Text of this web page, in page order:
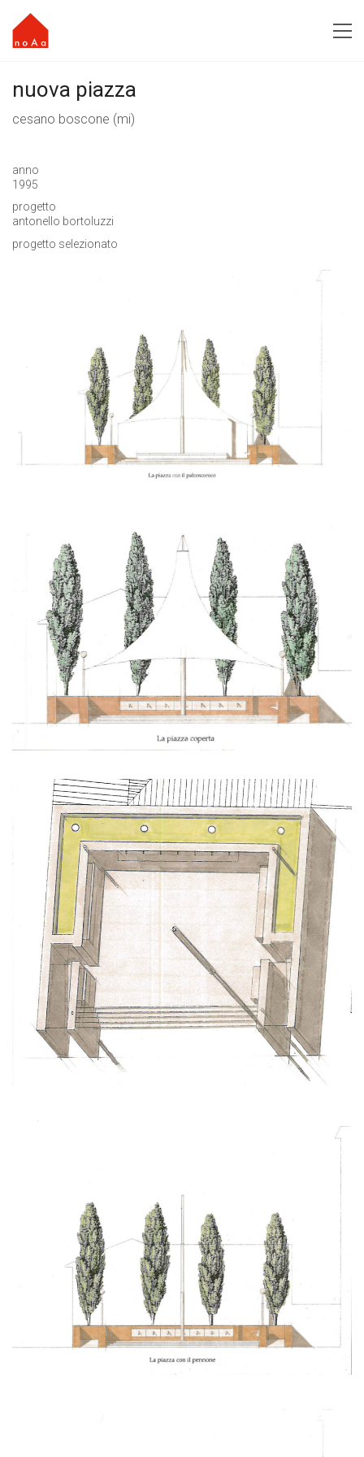
nuova piazza
cesano boscone (mi)
anno
1995
progetto
antonello bortoluzzi
progetto selezionato